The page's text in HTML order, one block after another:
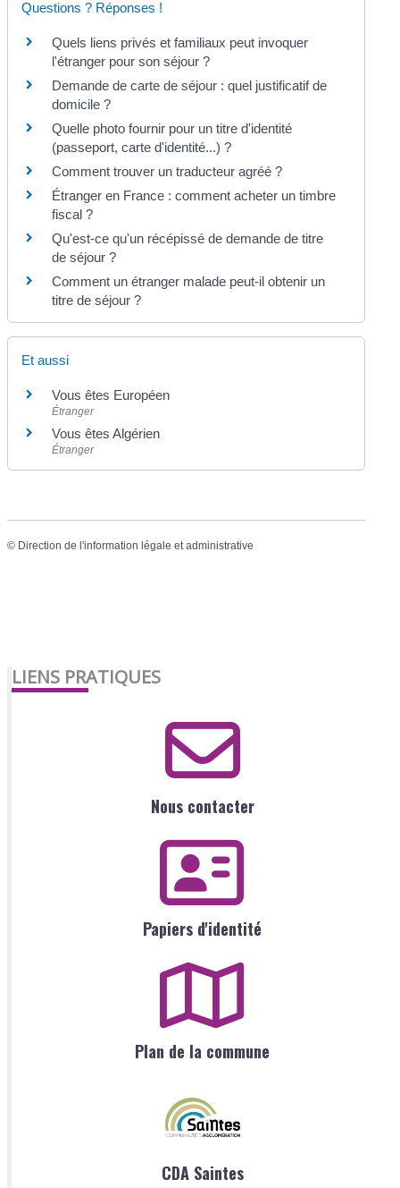
Questions ? Réponses !
Quels liens privés et familiaux peut invoquer
l'étranger pour son séjour ?
Demande de carte de séjour : quel justificatif de
domicile ?
Quelle photo fournir pour un titre d'identité
(passeport, carte d'identité...) ?
Comment trouver un traducteur agréé ?
Étranger en France : comment acheter un timbre
fiscal ?
Qu'est-ce qu'un récépissé de demande de titre
de séjour ?
Comment un étranger malade peut-il obtenir un
titre de séjour ?
Et aussi
Vous êtes Européen
Étranger
Vous êtes Algérien
Étranger
© Direction de l'information légale et administrative
LIENS PRATIQUES
Nous contacter
Papiers d'identité
Plan de la commune
CDA Saintes